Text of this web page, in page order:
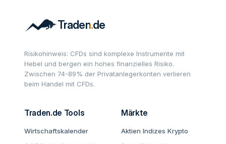
Risikohinweis: CFDs sind komplexe Instrumente mit
Hebel und bergen ein hohes finanzielles Risiko.
Zwischen 74-89% der Privatanlegerkonten verlieren
beim Handel mit CFDs.
Traden.de Tools
Wirtschaftskalender
Märkte
Aktien Indizes Krypto